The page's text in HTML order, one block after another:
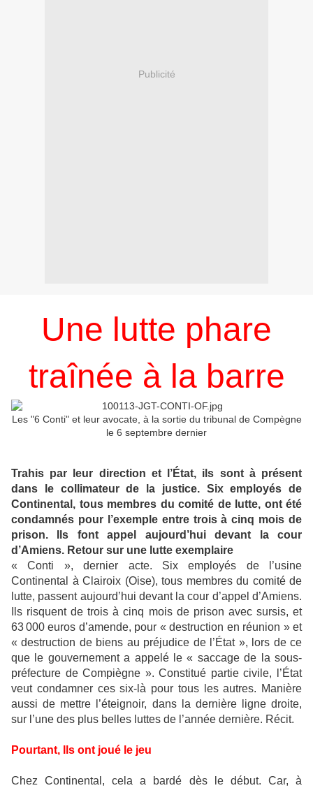
Publicité
Une lutte phare
traînée à la barre
Les "6 Conti" et leur avocate, à la sortie du tribunal de Compègne
le 6 septembre dernier
Trahis par leur direction et l’État, ils sont à présent
dans le collimateur de la justice. Six employés de
Continental, tous membres du comité de lutte, ont été
condamnés pour l’exemple entre trois à cinq mois de
prison. Ils font appel aujourd’hui devant la cour
d’Amiens. Retour sur une lutte exemplaire
« Conti », dernier acte. Six employés de l’usine
Continental à Clairoix (Oise), tous membres du comité de
lutte, passent aujourd’hui devant la cour d’appel d’Amiens.
Ils risquent de trois à cinq mois de prison avec sursis, et
63 000 euros d’amende, pour « destruction en réunion » et
« destruction de biens au préjudice de l’État », lors de ce
que le gouvernement a appelé le « saccage de la sous-
préfecture de Compiègne ». Constitué partie civile, l’État
veut condamner ces six-là pour tous les autres. Manière
aussi de mettre l’éteignoir, dans la dernière ligne droite,
sur l’une des plus belles luttes de l’année dernière. Récit.
Pourtant, Ils ont joué le jeu
Chez Continental, cela a bardé dès le début. Car, à